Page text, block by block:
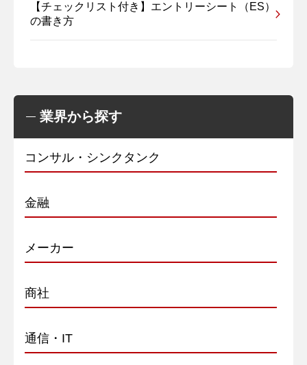
【チェックリスト付き】エントリーシート（ES）
の書き方
業界から探す
コンサル・シンクタンク
金融
メーカー
商社
通信・IT